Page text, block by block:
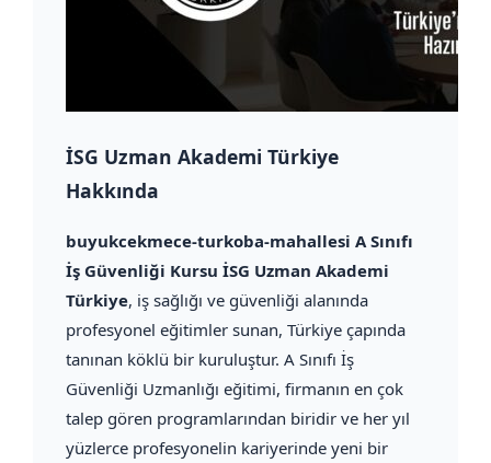
İSG Uzman Akademi Türkiye
Hakkında
buyukcekmece-turkoba-mahallesi A Sınıfı
İş Güvenliği Kursu İSG Uzman Akademi
Türkiye, iş sağlığı ve güvenliği alanında
profesyonel eğitimler sunan, Türkiye çapında
tanınan köklü bir kuruluştur. A Sınıfı İş
Güvenliği Uzmanlığı eğitimi, firmanın en çok
talep gören programlarından biridir ve her yıl
yüzlerce profesyonelin kariyerinde yeni bir